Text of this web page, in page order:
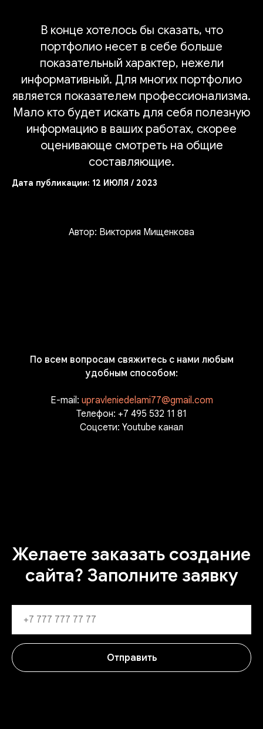
В конце хотелось бы сказать, что
портфолио несет в себе больше
показательный характер, нежели
информативный. Для многих портфолио
является показателем профессионализма.
Мало кто будет искать для себя полезную
информацию в ваших работах, скорее
оценивающе смотреть на общие
составляющие.
Дата публикации: 12 ИЮЛЯ / 2023
Автор: Виктория Мищенкова
По всем вопросам свяжитесь с нами любым
удобным способом:
E-mail: upravleniedelami77@gmail.com
Телефон: +7 495 532 11 81
Соцсети: Youtube канал
Желаете заказать создание
сайта? Заполните заявку
Отправить